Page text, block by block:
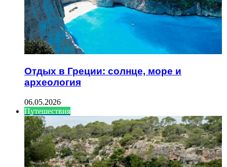
Отдых в Греции: солнце, море и
археология
06.05.2026
Путешествия